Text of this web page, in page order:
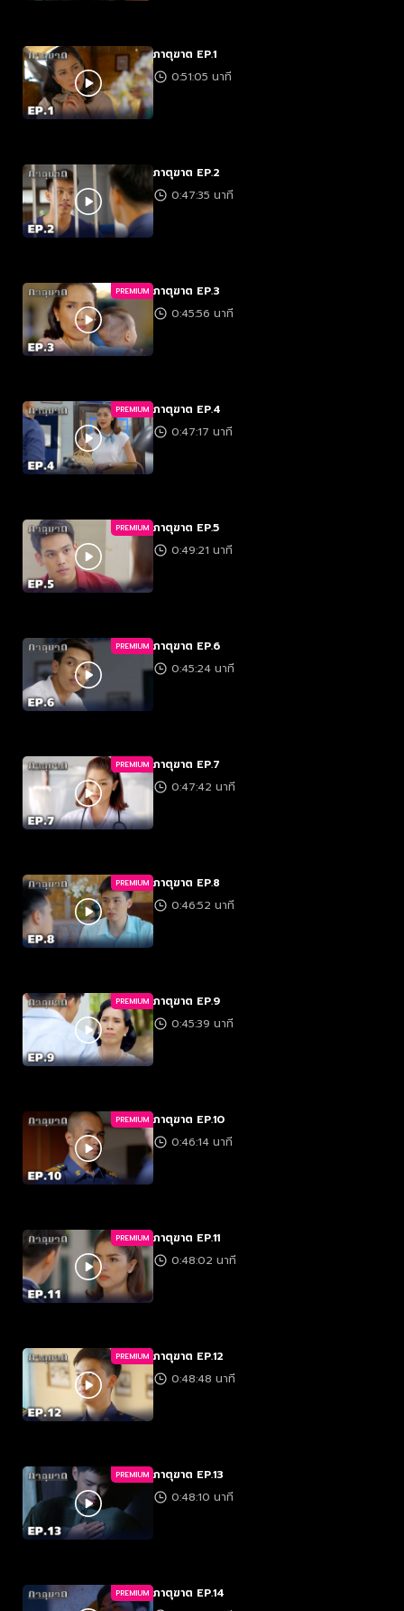
ภาตุฆาต EP.1
0:51:05 นาที
ภาตุฆาต EP.2
0:47:35 นาที
PREMIUM ภาตุฆาต EP.3
0:45:56 นาที
PREMIUM ภาตุฆาต EP.4
0:47:17 นาที
PREMIUM ภาตุฆาต EP.5
0:49:21 นาที
PREMIUM ภาตุฆาต EP.6
0:45:24 นาที
PREMIUM ภาตุฆาต EP.7
0:47:42 นาที
PREMIUM ภาตุฆาต EP.8
0:46:52 นาที
PREMIUM ภาตุฆาต EP.9
0:45:39 นาที
PREMIUM ภาตุฆาต EP.10
0:46:14 นาที
PREMIUM ภาตุฆาต EP.11
0:48:02 นาที
PREMIUM ภาตุฆาต EP.12
0:48:48 นาที
PREMIUM ภาตุฆาต EP.13
0:48:10 นาที
PREMIUM ภาตุฆาต EP.14